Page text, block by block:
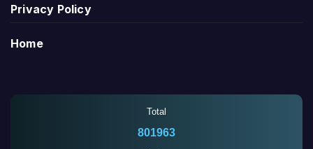
Privacy Policy
Home
Total
801963